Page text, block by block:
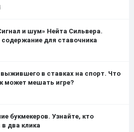
и шум» Нейта Сильвера.
содержание для ставочника
в ставках на спорт. Что
может мешать игре?
букмекеров. Узнайте, кто
два клика